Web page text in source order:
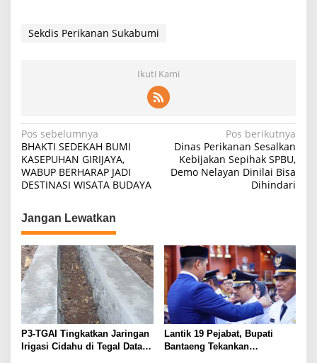
Sekdis Perikanan Sukabumi
Ikuti Kami
Navigasi
pos
Pos sebelumnya
BHAKTI SEDEKAH BUMI
KASEPUHAN GIRIJAYA,
WABUP BERHARAP JADI
DESTINASI WISATA BUDAYA
Pos berikutnya
Dinas Perikanan Sesalkan
Kebijakan Sepihak SPBU,
Demo Nelayan Dinilai Bisa
Dihindari
Jangan Lewatkan
P3-TGAI Tingkatkan Jaringan
Irigasi Cidahu di Tegal Datar
Lantik 19 Pejabat, Bupati
Bantaeng Tekankan